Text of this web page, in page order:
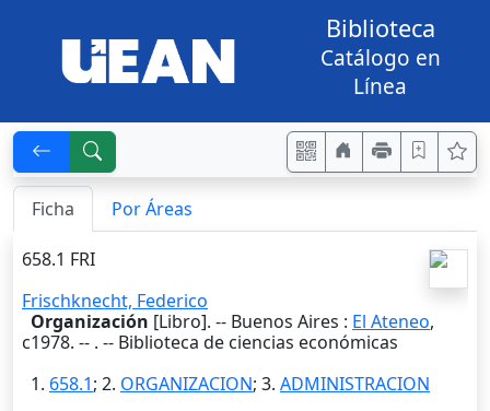
Biblioteca
Catálogo en
Línea
Ficha Por Áreas
658.1 FRI
Frischknecht, Federico
Organización [Libro]. -- Buenos Aires : El Ateneo,
c1978. -- . -- Biblioteca de ciencias económicas
1. 658.1; 2. ORGANIZACION; 3. ADMINISTRACION